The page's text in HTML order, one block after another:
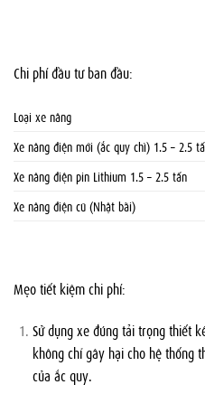
Chi phí đầu tư ban đầu:
Loại xe nâng
Xe nâng điện mới (ắc quy chì) 1.5 – 2.5
Xe nâng điện pin Lithium 1.5 – 2.5 tấn
Xe nâng điện cũ (Nhật bãi)
Mẹo tiết kiệm chi phí:
Sử dụng xe đúng tải trọng thiết
không chỉ gây hại cho hệ thống
của ắc quy.